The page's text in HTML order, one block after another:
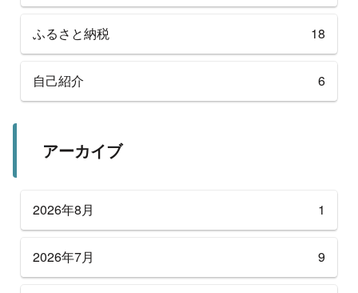
ふるさと納税 18
自己紹介 6
アーカイブ
2026年8月 1
2026年7月 9